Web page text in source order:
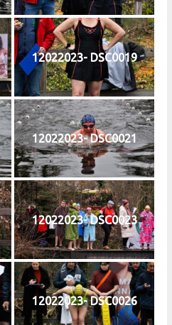
12022023- DSC0019
12022023- DSC0021
12022023- DSC0023
12022023- DSC0026